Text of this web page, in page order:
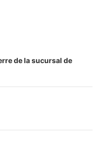
de la sucursal de